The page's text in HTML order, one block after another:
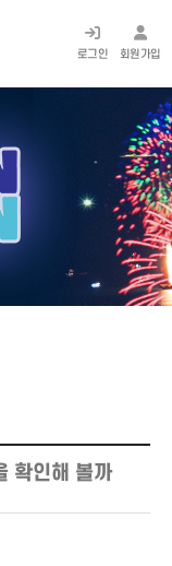
로그인 회원가입
확인해 볼까